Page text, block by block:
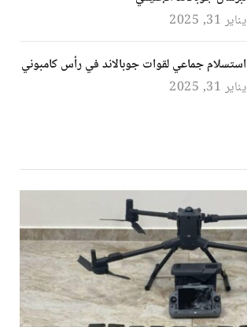
يناير 31, 2025
استسلام جماعي لقوات جوبالاند في رأس كامبوني
يناير 31, 2025